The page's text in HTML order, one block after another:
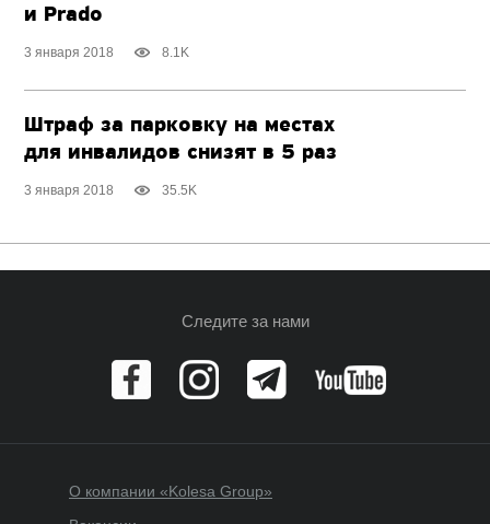
и Prado
3 января 2018 8.1K
Штраф за парковку на местах
для инвалидов снизят в 5 раз
3 января 2018 35.5K
Следите за нами
О компании «Kolesa Group»